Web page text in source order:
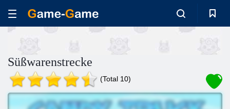
Süßwarenstrecke
(Total 10)